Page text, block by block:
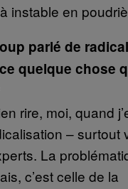
instable en
parlé de
quelque chose
rire, moi, quand
– surtout
La
c’est celle de la